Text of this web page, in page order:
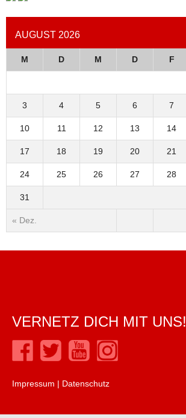
AUGUST 2026
M D M D F
« Dez.
3 4 5 6 7
10 11 12 13 14
17 18 19 20 21
24 25 26 27 28
31
VERNETZ DICH MIT UNS!
Impressum | Datenschutz